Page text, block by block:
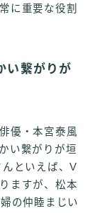
に重要な役割
い繋がりが
優・本宮泰風
い繋がりが垣
といえば、V
ますが、松本
の仲睦まじい